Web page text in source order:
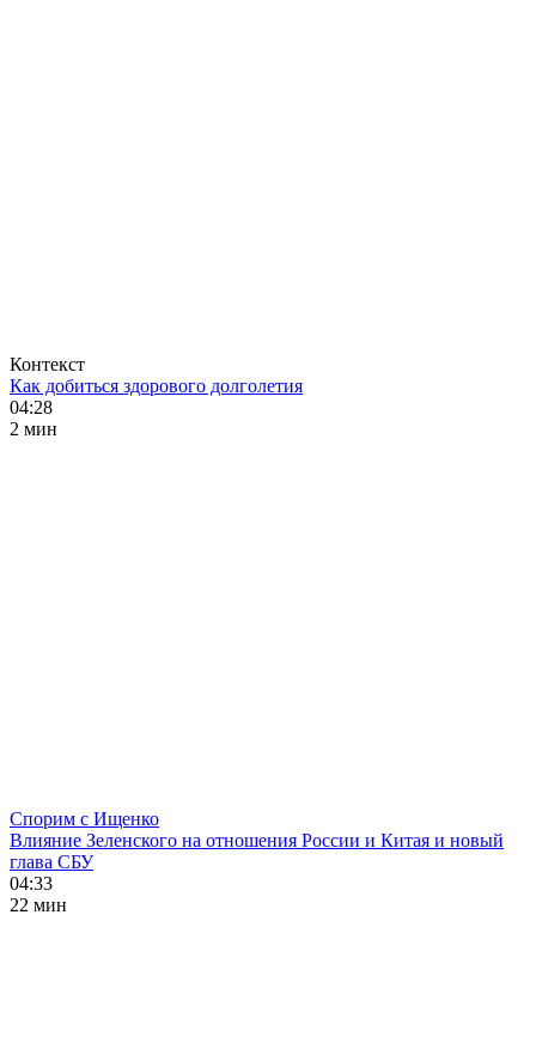
Контекст
Как добиться здорового долголетия
04:28
2 мин
Спорим с Ищенко
Влияние Зеленского на отношения России и Китая и новый
глава СБУ
04:33
22 мин